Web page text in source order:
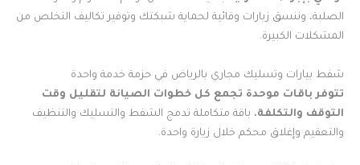
الصلبة، وننسق زيارات وقائية لحماية شبكتك وتوفير تكاليف التخلص من
المشكلات الكبيرة.
شفط بيارات وتسليك مجاري بالرياض في حزمة خدمة واحدة
تتوفر باقات موحدة تجمع كل خطوات الصيانة لتقليل وقت
التوقف والتكلفة. باقة متكاملة تدمج الشفط والتسليك والتنظيف
والتعقيم وإغلاق محكم خلال زيارة واحدة.